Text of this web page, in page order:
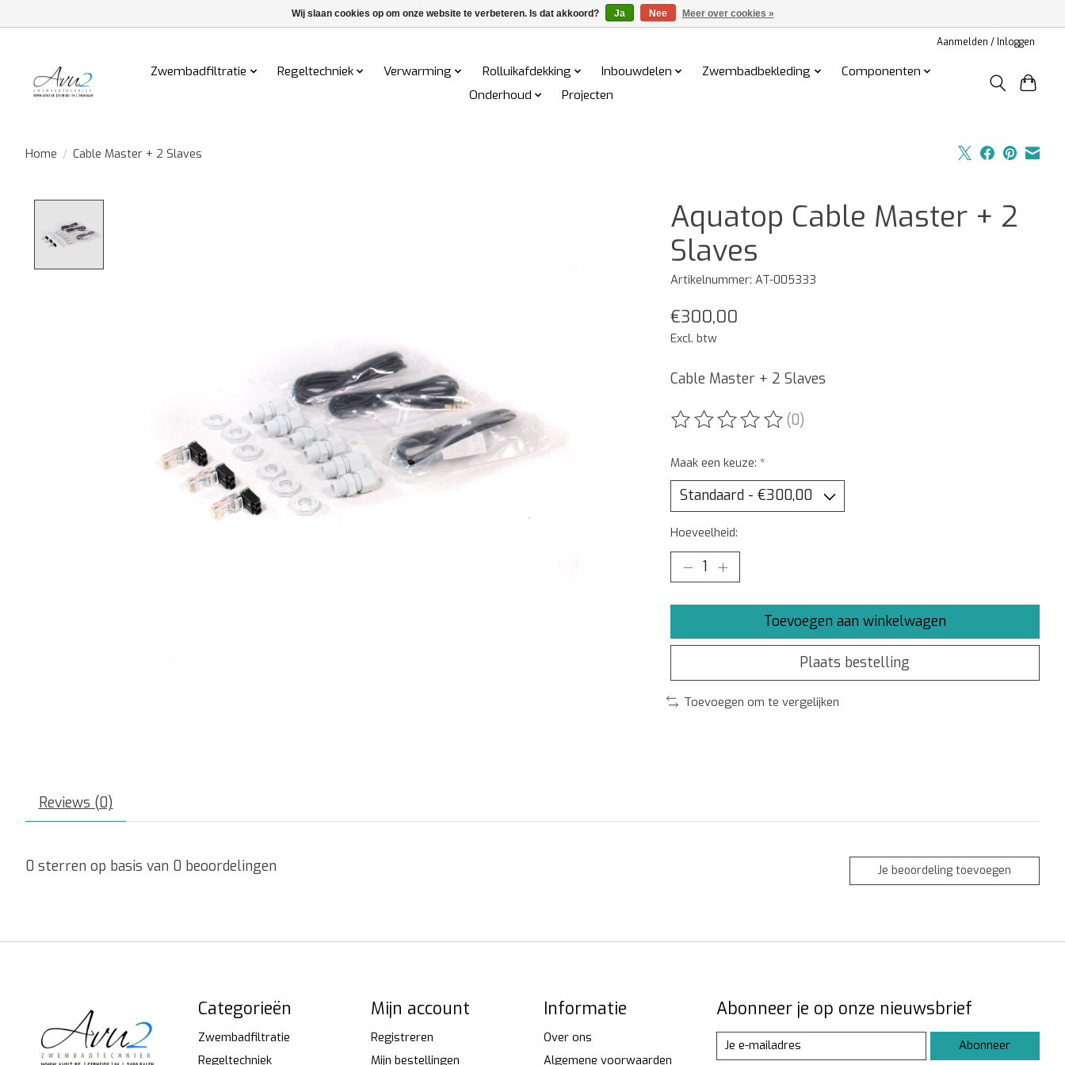
Aanmelden / Inloggen
Zwembadfiltratie Regeltechniek Verwarming Rolluikafdekking Inbouwdelen Zwembadbekleding
Componenten
Onderhoud
Projecten
Home / Cable Master + 2 Slaves
Aquatop Cable Master + 2
Slaves
Artikelnummer: AT-005333
€300,00
Excl. btw
Cable Master + 2 Slaves
De beoordeling van dit product is
(0)
Maak een keuze: *
Hoeveelheid:
Toevoegen aan winkelwagen
Plaats bestelling
Toevoegen om te vergelijken
Reviews (0)
0 sterren op basis van 0 beoordelingen Je beoordeling toevoegen
Categorieën
Zwembadfiltratie
Regeltechniek
Mijn account
Registreren
Mijn bestellingen
Informatie
Over ons
Algemene voorwaarden
Abonneer je op onze nieuwsbrief
Abonneer
Wij slaan cookies op om onze website te verbeteren. Is dat akkoord? Ja Nee Meer over cookies »